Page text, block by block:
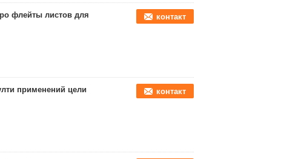
флейты листов для
контакт
применений цели
контакт